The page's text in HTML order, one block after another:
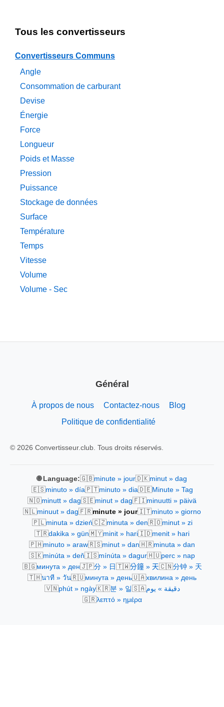
Tous les convertisseurs
Convertisseurs Communs
Angle
Consommation de carburant
Devise
Énergie
Force
Longueur
Poids et Masse
Pression
Puissance
Stockage de données
Surface
Température
Temps
Vitesse
Volume
Volume - Sec
Général
À propos de nous Contactez-nous
Blog
Politique de confidentialité
© 2026 Convertisseur.club. Tous droits réservés.
🌐 Language:🇬🇧minute » jour🇩🇰minut » dag
🇪🇸minuto » día🇵🇹minuto » dia🇩🇪Minute » Tag
🇳🇴minutt » dag🇸🇪minut » dag🇫🇮minuutti » päivä
🇳🇱minuut » dag🇫🇷minute » jour🇮🇹minuto » giorno
🇵🇱minuta » dzień🇨🇿minuta » den🇷🇴minut » zi
🇹🇷dakika » gün🇲🇾minit » hari🇮🇩menit » hari
🇵🇭minuto » araw🇷🇸minut » dan🇭🇷minuta » dan
🇸🇰minúta » deň🇮🇸mínúta » dagur🇭🇺perc » nap
🇧🇬минута » ден🇯🇵分 » 日 🇹🇼分鐘 » 天🇨🇳分钟 » 天
🇹🇭นาที » วัน🇷🇺минута » день🇺🇦хвилина » день
🇻🇳phút » ngày🇰🇷분 » 일🇸🇦دقيقة » يوم
🇬🇷λεπτό » ημέρα